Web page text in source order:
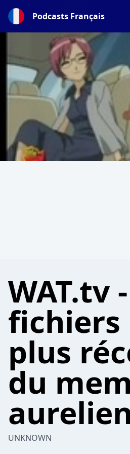
Podcasts Français
WAT.tv -
fichiers
plus
du
UNKNOWN